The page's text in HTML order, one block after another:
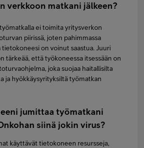
verkkoon matkani jälkeen?
ei toimita yritysverkon
piirissä, joten pahimmassa
tietokoneesi on voinut saastua. Juuri
tärkeää, että työkoneessa itsessään on
joka suojaa haitallisilta
ja hyökkäysyrityksiltä työmatkan
jumittaa työmatkani
siinä jokin virus?
käyttävät tietokoneen resursseja,